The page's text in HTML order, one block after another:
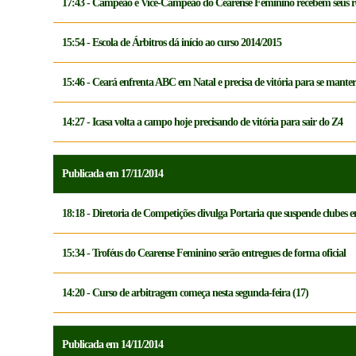
17:43 - Campeão e Vice-Campeão do Cearense Feminino recebem seus
15:54 - Escola de Árbitros dá início ao curso 2014/2015
15:46 - Ceará enfrenta ABC em Natal e precisa de vitória para se
14:27 - Icasa volta a campo hoje precisando de vitória para sair do Z4
Publicada em 17/11/2014
18:18 - Diretoria de Competições divulga Portaria que suspende clubes
15:34 - Troféus do Cearense Feminino serão entregues de forma oficial
14:20 - Curso de arbitragem começa nesta segunda-feira (17)
Publicada em 14/11/2014